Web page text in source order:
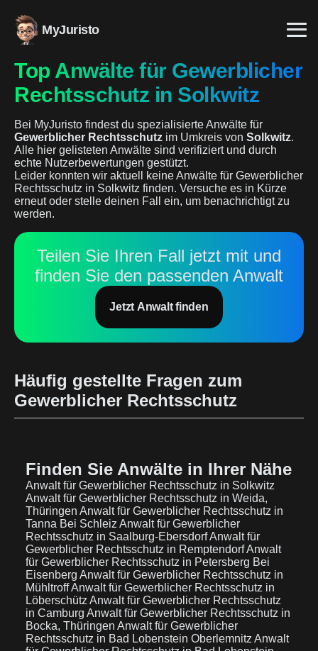
MyJuristo
Top Anwälte für Gewerblicher
Rechtsschutz in Solkwitz
Bei MyJuristo findest du spezialisierte Anwälte für
Gewerblicher Rechtsschutz im Umkreis von Solkwitz.
Alle hier gelisteten Anwälte sind verifiziert und durch
echte Nutzerbewertungen gestützt.
Leider konnten wir aktuell keine Anwälte für Gewerblicher
Rechtsschutz in Solkwitz finden. Versuche es in Kürze
erneut oder stelle deinen Fall ein, um benachrichtigt zu
werden.
Teilen Sie Ihren Fall jetzt mit und
finden Sie den passenden Anwalt
Jetzt Anwalt finden
Häufig gestellte Fragen zum
Gewerblicher Rechtsschutz
Finden Sie Anwälte in Ihrer Nähe
Anwalt für Gewerblicher Rechtsschutz in Solkwitz
Anwalt für Gewerblicher Rechtsschutz in Weida,
Thüringen Anwalt für Gewerblicher Rechtsschutz in
Tanna Bei Schleiz Anwalt für Gewerblicher
Rechtsschutz in Saalburg-EbersdorfAnwalt für
Gewerblicher Rechtsschutz in RemptendorfAnwalt
für Gewerblicher Rechtsschutz in Petersberg Bei
Eisenberg Anwalt für Gewerblicher Rechtsschutz in
MühltroffAnwalt für Gewerblicher Rechtsschutz in
Löberschütz Anwalt für Gewerblicher Rechtsschutz
in Camburg Anwalt für Gewerblicher Rechtsschutz in
Bocka, Thüringen Anwalt für Gewerblicher
Rechtsschutz in Bad Lobenstein Oberlemnitz Anwalt